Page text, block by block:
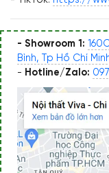
- Showroom 1:
Bình, Tp Hồ Chí
- Hotline/Zalo: